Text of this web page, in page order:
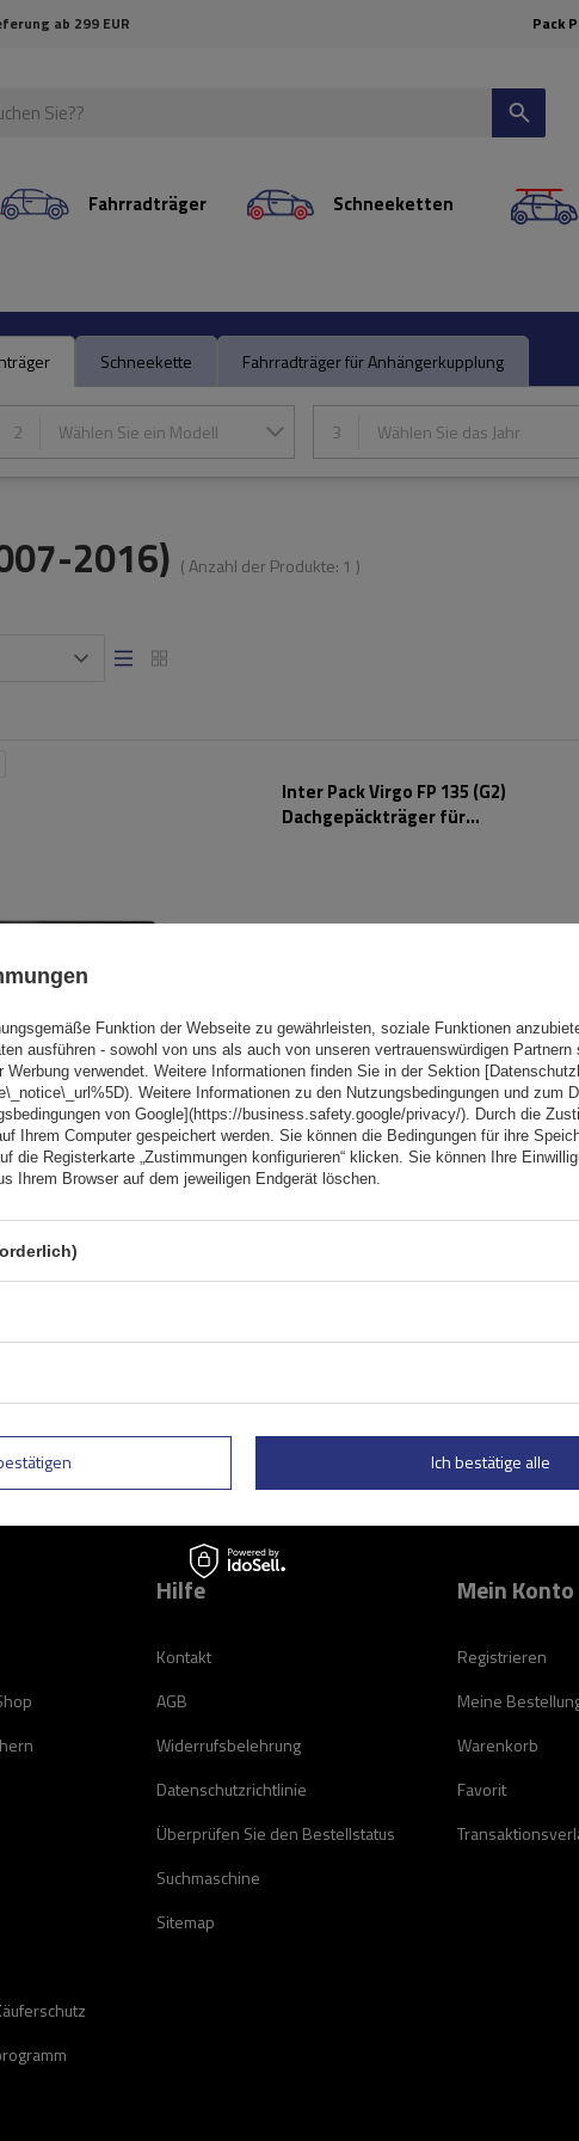
ab 299 EUR Pack
Fahrradträger Schneeketten
Schneekette Fahrradträger für Anhängerkupplung
2 Wählen Sie ein Modell 3 Wählen Sie das Jahr
2016) ( Anzahl der Produkte: 1 )
Inter Pack Virgo FP 135 (G2)
Dachgepäckträger für
informiert zu
Kontaktformular Ich stimme der Verarbeitung meiner im
Hilfe
Kontakt
AGB
Widerrufsbelehrung
Datenschutzrichtlinie
Überprüfen Sie den Bestellstatus
Suchmaschine
Sitemap
Mein Konto
Registrieren
Meine
Warenkorb
Favorit
Funktion der Webseite zu gewährleisten, soziale Funktionen
ausführen - sowohl von uns als auch von unseren vertrauenswürdigen Partnern
Werbung verwendet. Weitere Informationen finden Sie in der Sektion
Weitere Informationen zu den Nutzungsbedingungen und zum
von Google](https://business.safety.google/privacy/). Durch die
Ihrem Computer gespeichert werden. Sie können die Bedingungen für ihre
die Registerkarte „Zustimmungen konfigurieren“ klicken. Sie können Ihre
Ihrem Browser auf dem jeweiligen Endgerät löschen.
Ich bestätige alle